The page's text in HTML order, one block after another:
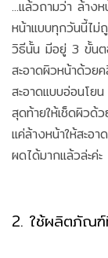
...แล้วถามว่า ล้าง
หน้าแบบทุกวันนี้ไม่
วิธีนั้น มีอยู่ 3 ขั้นต
สะอาดผิวหน้าด้วย
สะอาดแบบอ่อนโย
สุดท้ายให้เช็ดผิวด้
แค่ล้างหน้าให้สะอ
ผดได้มากแล้วล่ะค่ะ
2. ใช้ผลิตภัณฑ์